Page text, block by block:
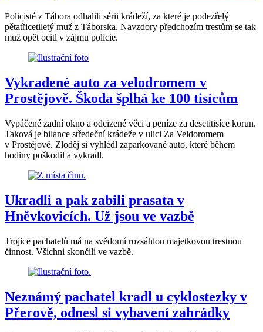
Policisté z Tábora odhalili sérii krádeží, za které je podezřelý
pětatřicetiletý muž z Táborska. Navzdory předchozím trestům se tak
muž opět ocitl v zájmu policie.
Vykradené auto za velodromem v
Prostějově. Škoda šplhá ke 100 tisícům
Vypáčené zadní okno a odcizené věci a peníze za desetitisíce korun.
Taková je bilance středeční krádeže v ulici Za Veldoromem
v Prostějově. Zloděj si vyhlédl zaparkované auto, které během
hodiny poškodil a vykradl.
Ukradli a pak zabili prasata v
Hněvkovicích. Už jsou ve vazbě
Trojice pachatelů má na svědomí rozsáhlou majetkovou trestnou
činnost. Všichni skončili ve vazbě.
Neznámý pachatel kradl u cyklostezky v
Přerově, odnesl si vybavení zahrádky